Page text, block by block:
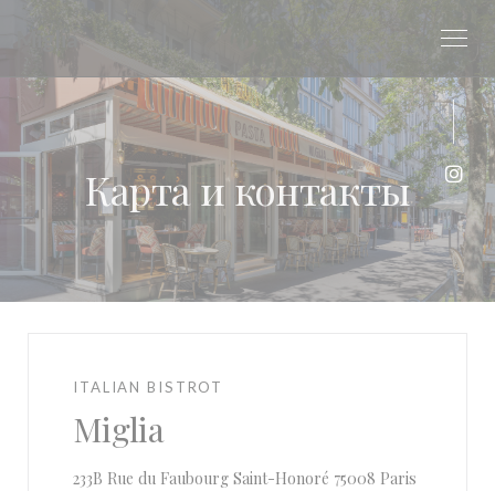
Карта и контакты
ITALIAN BISTROT
Miglia
233B Rue du Faubourg Saint-Honoré 75008 Paris